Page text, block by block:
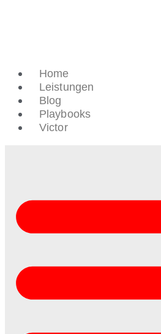
Home
Leistungen
Blog
Playbooks
Victor